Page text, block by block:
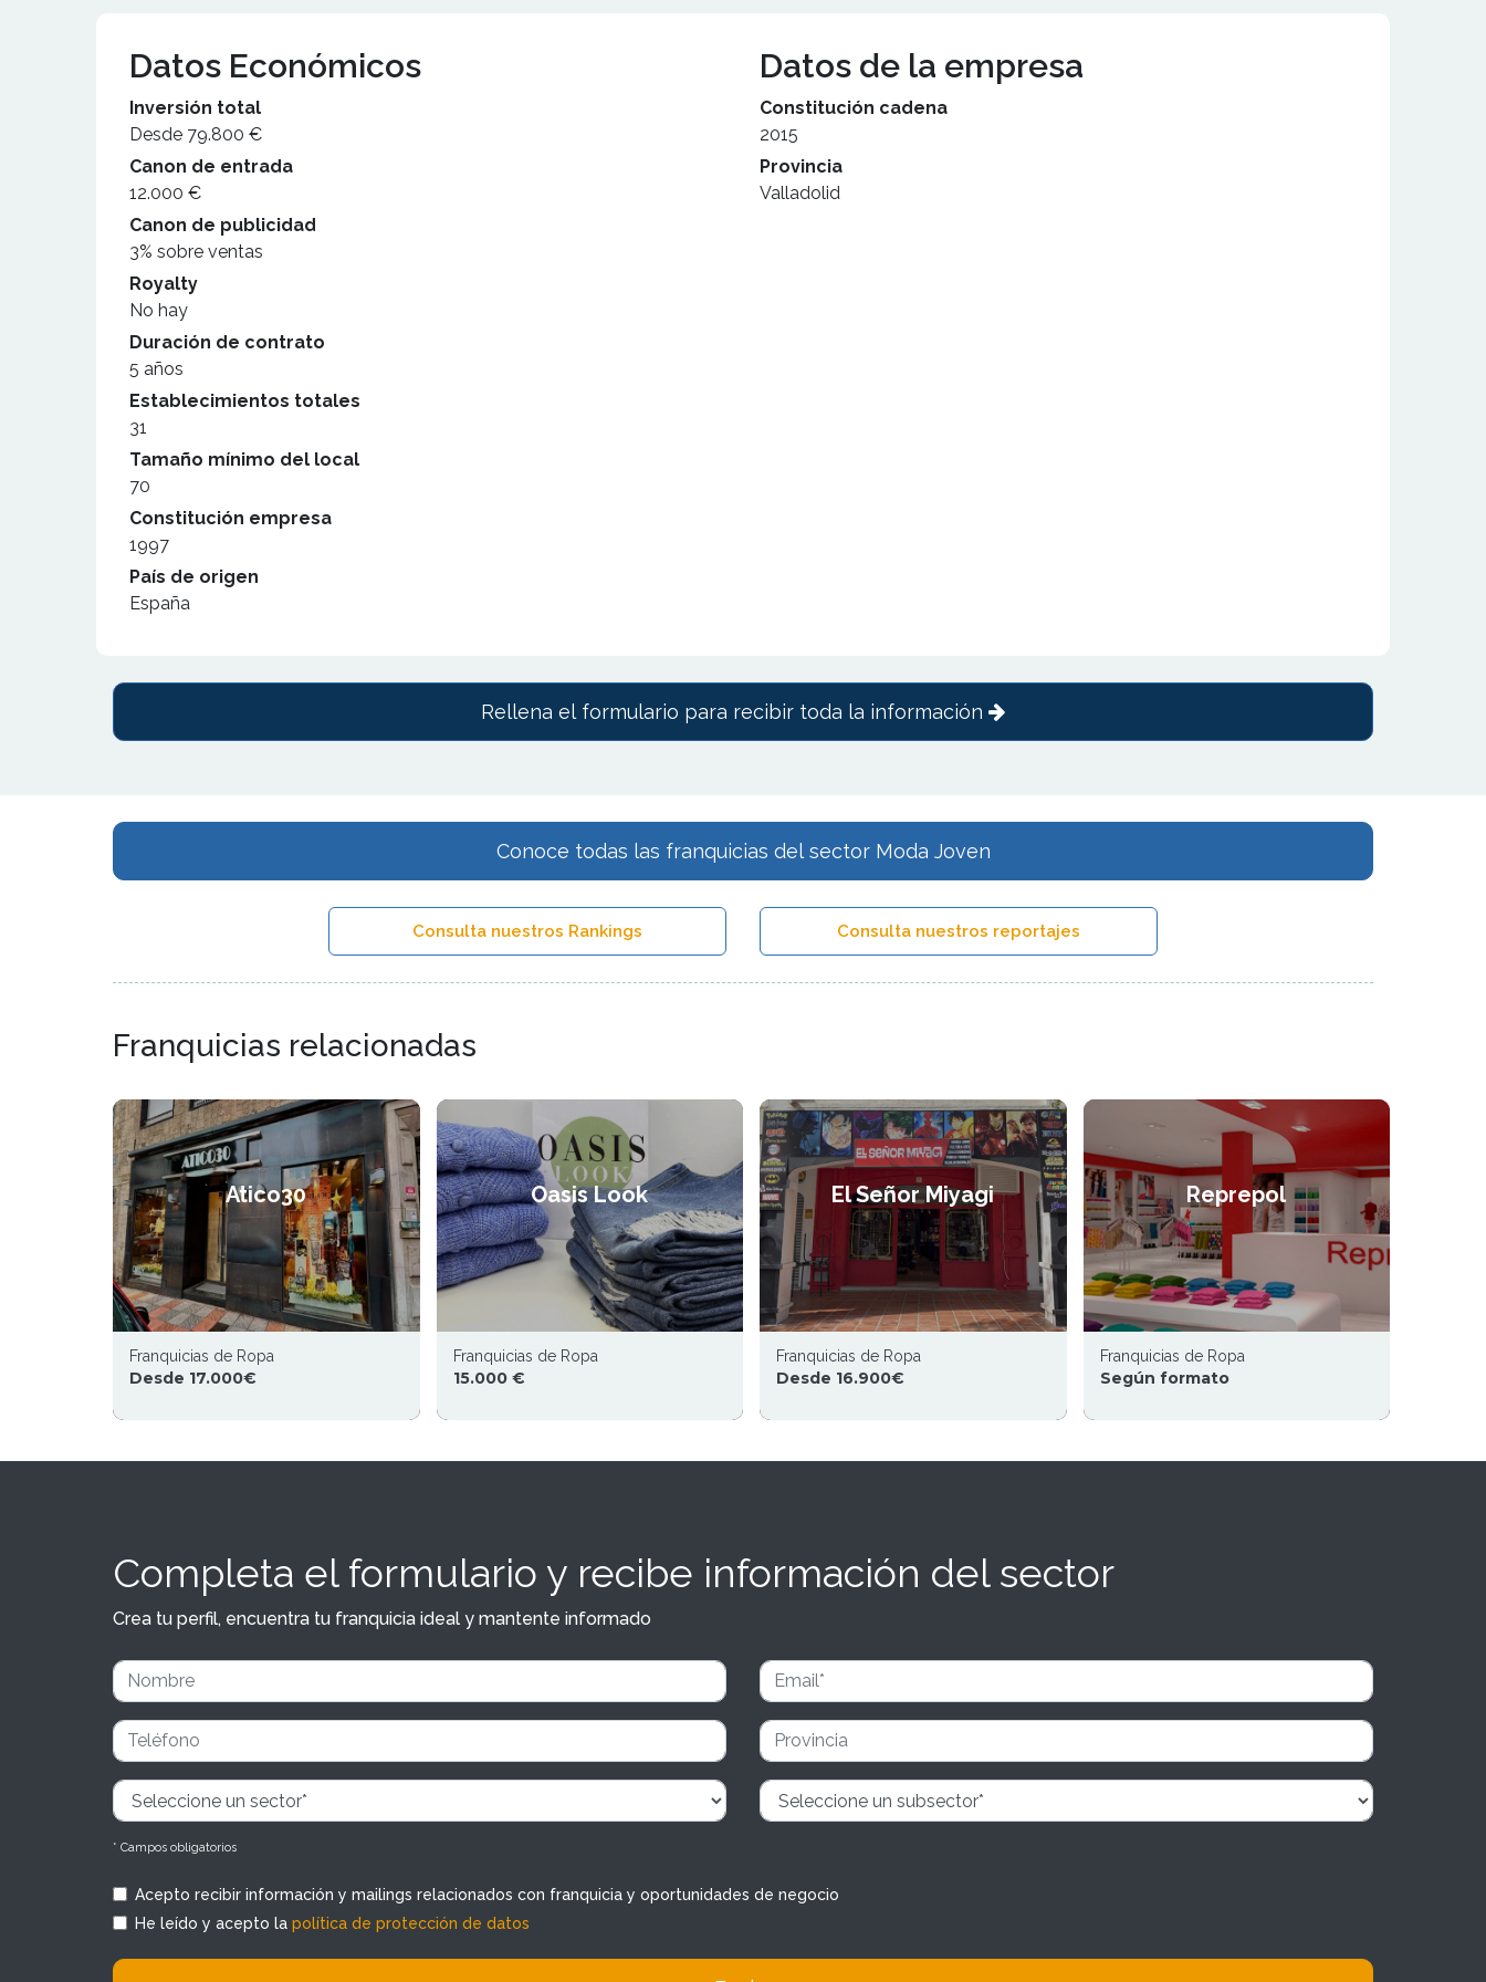
Datos Económicos
Inversión total
Desde 79.800 €
Canon de entrada
12.000 €
Canon de publicidad
3% sobre ventas
Royalty
No hay
Duración de contrato
5 años
Establecimientos totales
31
Tamaño mínimo del local
70
Constitución empresa
1997
País de origen
España
Datos de la empresa
Constitución cadena
2015
Provincia
Valladolid
Rellena el formulario para recibir toda la información
Conoce todas las franquicias del sector Moda Joven
Consulta nuestros Rankings Consulta nuestros reportajes
Franquicias relacionadas
Atico30
Franquicias de Ropa
Desde 17.000€
Oasis Look
Franquicias de Ropa
15.000 €
El Señor Miyagi
Franquicias de Ropa
Desde 16.900€
Reprepol
Franquicias de Ropa
Según formato
Completa el formulario y recibe información del sector
Crea tu perfil, encuentra tu franquicia ideal y mantente informado
* Campos obligatorios
Acepto recibir información y mailings relacionados con franquicia y oportunidades de negocio
He leído y acepto la política de protección de datos